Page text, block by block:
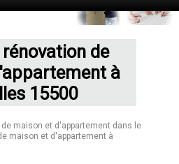
de
à
15500
maison et d'appartement dans le
maison et d'appartement à